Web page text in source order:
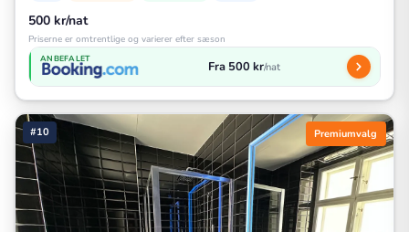
500 kr/nat
Priserne er omtrentlige og varierer efter sæson
ANBEFALET Fra 500 kr/nat
#10 Premiumvalg